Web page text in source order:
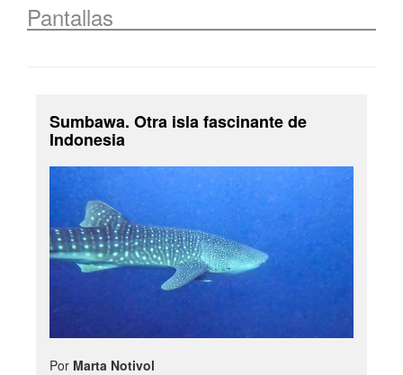
Pantallas
Sumbawa. Otra isla fascinante de
Indonesia
Por Marta Notivol